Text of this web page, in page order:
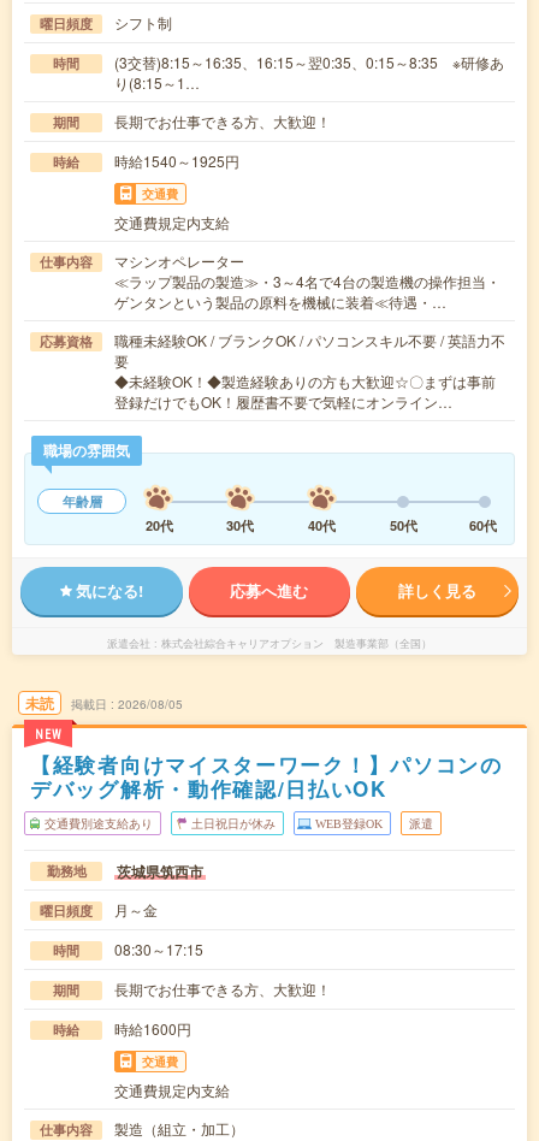
曜日頻度 シフト制
時間
(3交替)8:15～16:35、16:15～翌0:35、0:15～8:35 ※研修あ
り(8:15～1…
期間 長期でお仕事できる方、大歓迎！
時給 時給1540～1925円
交通費
交通費規定内支給
仕事内容
マシンオペレーター
≪ラップ製品の製造≫・3～4名で4台の製造機の操作担当・
ゲンタンという製品の原料を機械に装着≪待遇・…
応募資格
職種未経験OK / ブランクOK / パソコンスキル不要 / 英語力不
要
◆未経験OK！◆製造経験ありの方も大歓迎☆〇まずは事前
登録だけでもOK！履歴書不要で気軽にオンライン…
職場の雰囲気
年齢層
20代
30代 40代 50代 60代
気になる! 応募へ進む 詳しく見る
派遣会社 株式会社綜合キャリアオプション 製造事業部（全国）
未読
NEW
掲載日 2026/08/05
【経験者向けマイスターワーク！】パソコンの
デバッグ解析・動作確認/日払いOK
交通費別途支給あり 土日祝日が休み WEB登録OK 派遣
勤務地 茨城県筑西市
曜日頻度 月～金
時間 08:30～17:15
期間 長期でお仕事できる方、大歓迎！
時給 時給1600円
交通費
交通費規定内支給
仕事内容
製造（組立・加工）